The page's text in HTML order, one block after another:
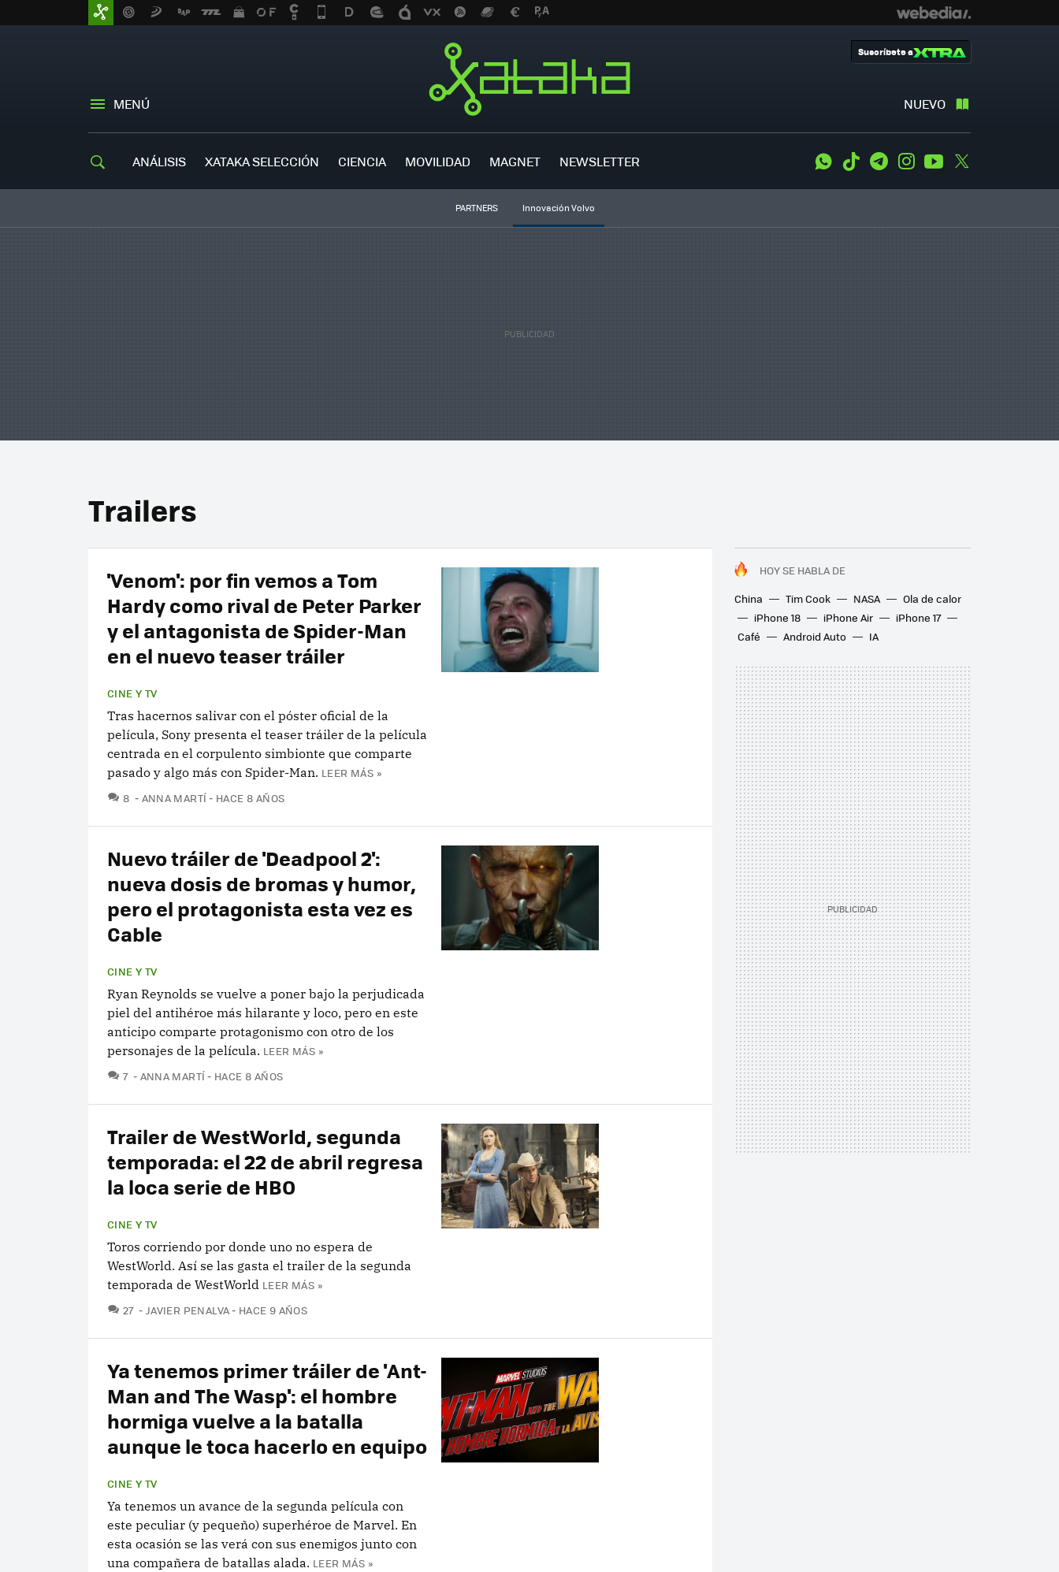
MENÚ NUEVO
Suscríbete a
ANÁLISIS XATAKA SELECCIÓN CIENCIA MOVILIDAD MAGNET NEWSLETTER WhatsApp
Tiktok TelegramInstagramYoutube
PARTNERS Innovación Volvo
Trailers
HOY SE HABLA DE
China
Tim Cook NASA
Ola de calor
iPhone 18
iPhone Air
iPhone 17
Café
Android Auto IA
'Venom': por fin vemos a Tom
Hardy como rival de Peter Parker
y el antagonista de Spider-Man
en el nuevo teaser tráiler
CINE Y TV
Tras hacernos salivar con el póster oficial de la
película, Sony presenta el teaser tráiler de la película
centrada en el corpulento simbionte que comparte
pasado y algo más con Spider-Man. LEER MÁS »
8 COMENTARIOS
ANNA MARTÍ HACE 8 AÑOS
Nuevo tráiler de 'Deadpool 2':
nueva dosis de bromas y humor,
pero el protagonista esta vez es
Cable
CINE Y TV
Ryan Reynolds se vuelve a poner bajo la perjudicada
piel del antihéroe más hilarante y loco, pero en este
anticipo comparte protagonismo con otro de los
personajes de la película. LEER MÁS »
7 COMENTARIOS
ANNA MARTÍ HACE 8 AÑOS
Trailer de WestWorld, segunda
temporada: el 22 de abril regresa
la loca serie de HBO
CINE Y TV
Toros corriendo por donde uno no espera de
WestWorld. Así se las gasta el trailer de la segunda
temporada de WestWorld LEER MÁS »
27 COMENTARIOS
JAVIER PENALVA HACE 9 AÑOS
Ya tenemos primer tráiler de 'Ant-
Man and The Wasp': el hombre
hormiga vuelve a la batalla
aunque le toca hacerlo en equipo
CINE Y TV
Ya tenemos un avance de la segunda película con
este peculiar (y pequeño) superhéroe de Marvel. En
esta ocasión se las verá con sus enemigos junto con
una compañera de batallas alada. LEER MÁS »